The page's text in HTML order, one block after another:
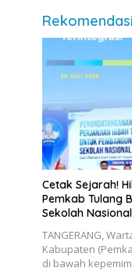
Cetak Sejarah!
Pemkab Tulang
Sekolah
​TANGERANG,
Kabupaten
di bawah